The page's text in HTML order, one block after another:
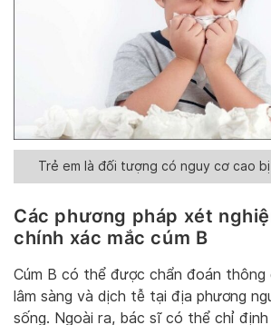
Trẻ em là đối tượng có nguy cơ cao bị
Các phương pháp xét
chính xác mắc cúm B
Cúm B có thể được chẩn đoán thông
lâm sàng và dịch tễ tại địa phương
sống. Ngoài ra, bác sĩ có thể chỉ